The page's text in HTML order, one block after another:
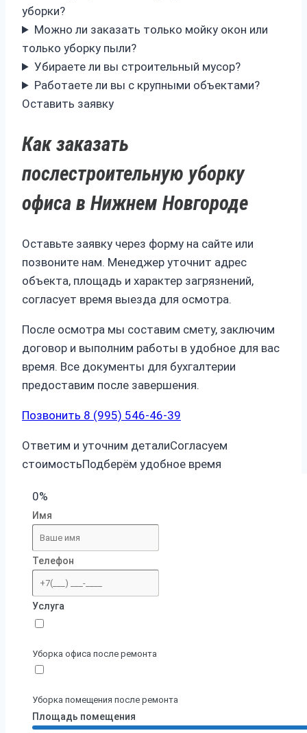
уборки?
Можно ли заказать только мойку окон или
только уборку пыли?
Убираете ли вы строительный мусор?
Работаете ли вы с крупными объектами?
Оставить заявку
Как заказать
послестроительную уборку
офиса в Нижнем Новгороде
Оставьте заявку через форму на сайте или
позвоните нам. Менеджер уточнит адрес
объекта, площадь и характер загрязнений,
согласует время выезда для осмотра.
После осмотра мы составим смету, заключим
договор и выполним работы в удобное для вас
время. Все документы для бухгалтерии
предоставим после завершения.
Позвонить 8 (995) 546-46-39
Ответим и уточним деталиСогласуем
стоимостьПодберём удобное время
0%
Имя
Телефон
Услуга
Уборка офиса после ремонта
Уборка помещения после ремонта
Площадь помещения